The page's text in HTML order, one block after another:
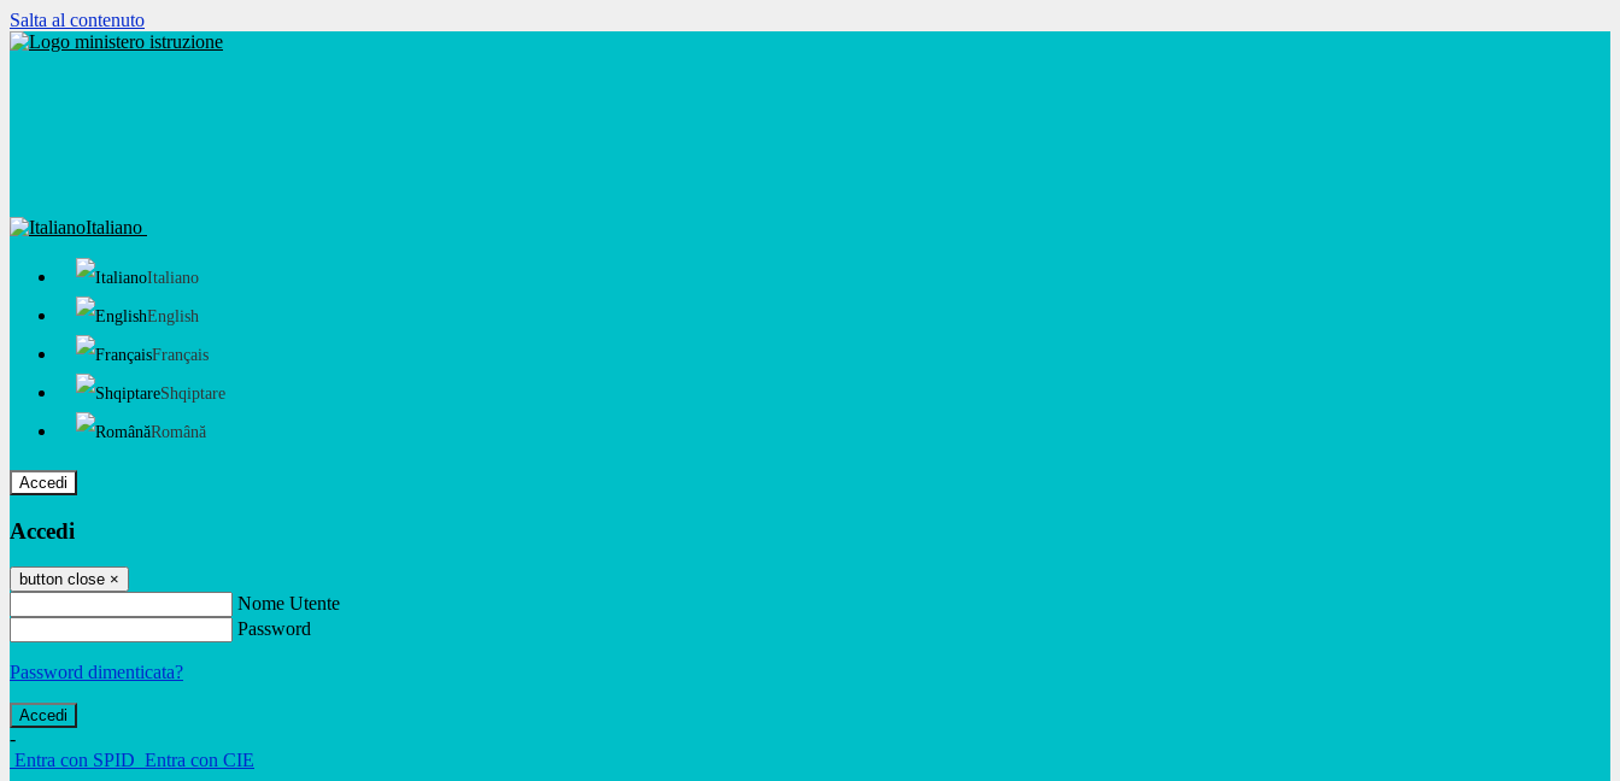
Salta al contenuto
Italiano
Italiano
English
Français
Shqiptare
Română
Accedi
Accedi
button close ×
Nome Utente
Password
Password dimenticata?
-
Entra con SPID Entra con CIE